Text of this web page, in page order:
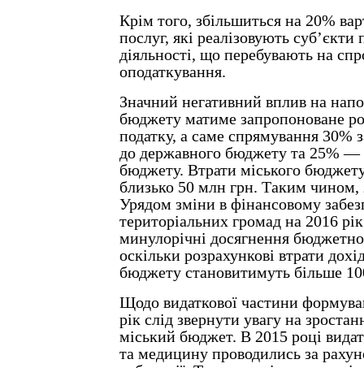
Крім того, збільшиться на 20%
послуг, які реалізовують
діяльності, що перебувають на
оподаткування.
Значний негативний вплив на
бюджету матиме запропоноване
податку, а саме спрямування 30%
до державного бюджету та 25% —
бюджету. Втрати міського
близько 50 млн грн. Таким чином,
Урядом зміни в фінансовому
територіальних громад на 2016
минулорічні досягнення
оскільки розрахункові втрати
бюджету становитимуть більше
Щодо видаткової частини
рік слід звернути увагу на
міський бюджет. В 2015 році
та медицину проводились за